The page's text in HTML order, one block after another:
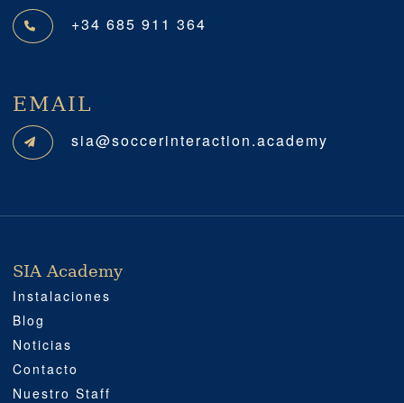
+34 685 911 364
EMAIL
sia@soccerinteraction.academy
SIA ACADEMY
IMPORTANTE
PROFESIONAL
SOCIAL MEDIA
UBICACIÓN
SIA Academy
Instalaciones
Blog
Noticias
Contacto
Nuestro Staff